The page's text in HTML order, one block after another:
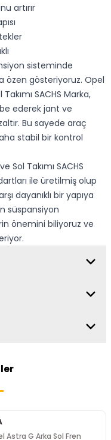
artırır
sisteminde
özen gösteriyoruz. Opel
SACHS Marka,
ederek jant ve
Bu sayede araç
stabil bir kontrol
Sol Takımı SACHS
ile üretilmiş olup
dayanıklı bir yapıya
süspansiyon
önemini biliyoruz ve
Astra G Arka Sol Fren